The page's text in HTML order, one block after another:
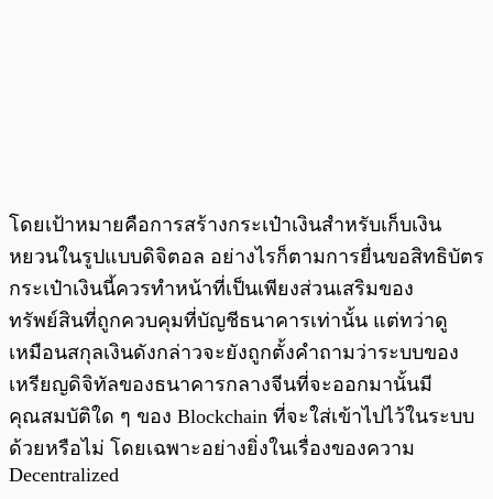
โดยเป้าหมายคือการสร้างกระเป๋าเงินสำหรับเก็บเงิน
หยวนในรูปแบบดิจิตอล อย่างไรก็ตามการยื่นขอสิทธิบัตร
กระเป๋าเงินนี้ควรทำหน้าที่เป็นเพียงส่วนเสริมของ
ทรัพย์สินที่ถูกควบคุมที่บัญชีธนาคารเท่านั้น แต่ทว่าดู
เหมือนสกุลเงินดังกล่าวจะยังถูกตั้งคำถามว่าระบบของ
เหรียญดิจิทัลของธนาคารกลางจีนที่จะออกมานั้นมี
คุณสมบัติใด ๆ ของ Blockchain ที่จะใส่เข้าไปไว้ในระบบ
ด้วยหรือไม่ โดยเฉพาะอย่างยิ่งในเรื่องของความ
Decentralized